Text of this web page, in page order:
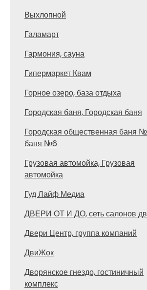
Выхлопной
Галамарт
Гармония, сауна
Гипермаркет Квам
Горное озеро, база отдыха
Городская баня, Городская баня
Городская общественная баня
баня №6
Грузовая автомойка, Грузовая
автомойка
Гуд Лайф Медиа
ДВЕРИ ОТ И ДО, сеть салонов
Двери Центр, группа компаний
ДвиЖок
Дворянское гнездо, гостиничный
комплекс